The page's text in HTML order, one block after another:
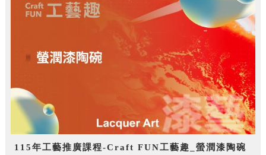
115年工藝推廣課程-Craft FUN工藝趣_螢潤漆陶碗